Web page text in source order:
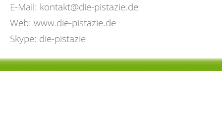
E-Mail: kontakt@die-pistazie.de
Web: www.die-pistazie.de
Skype: die-pistazie